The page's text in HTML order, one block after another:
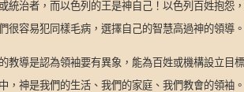
治者，而以色列的王是神自己！以色列百姓抱怨
容易犯同樣毛病，選擇自己的智慧高過神的領導。
教導是認為領袖要有異象，能為百姓或機構設立目
，神是我們的生活、我們的家庭、我們教會的領袖